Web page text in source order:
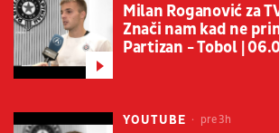
Milan Roganović za
Znači nam kad ne
Partizan - Tobol |
YOUTUBE pre 3h